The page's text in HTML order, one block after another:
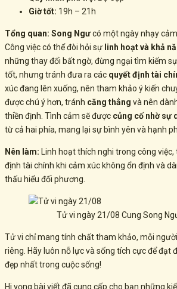
Giờ tốt: 19h – 21h
Tổng quan: Song Ngưcó một ngày nhạy
Công việc có thể đòi hỏi sự linh hoạt và khả
những thay đổi bất ngờ, đừng ngại tìm kiếm
tốt, nhưng tránh đưa ra các quyết định tài
xúc đang lên xuống, nên tham khảo ý kiến
được chú ý hơn, tránh căng thẳng và nên
thiền định. Tình cảm sẽ được củng cố nhờ sự
từ cả hai phía, mang lại sự bình yên và hạnh
Nên làm: Linh hoạt thích nghi trong công
định tài chính khi cảm xúc không ổn định và
thấu hiểu đối phương.
Tử vi ngày 21/08 Cung Song
Tử vi chỉ mang tính chất tham khảo, mỗi
riêng. Hãy luôn nỗ lực và sống tích cực để đạt
đẹp nhất trong cuộc sống!
Hi vọng bài viết đã cung cấp cho bạn những